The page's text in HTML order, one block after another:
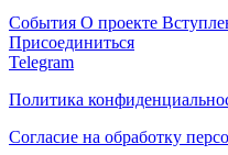
События О проекте
Присоединиться
Telegram
Политика
Согласие на обработку